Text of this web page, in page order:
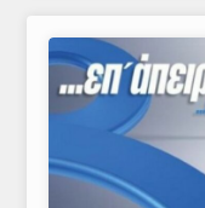
ΑΝΑΛΥΣΕΙΣ
ΚΟΣΜΟΣ
ΕΥΡΩΠΑΪΚΕΣ ΑΠΟΦΑΣΕΙΣ